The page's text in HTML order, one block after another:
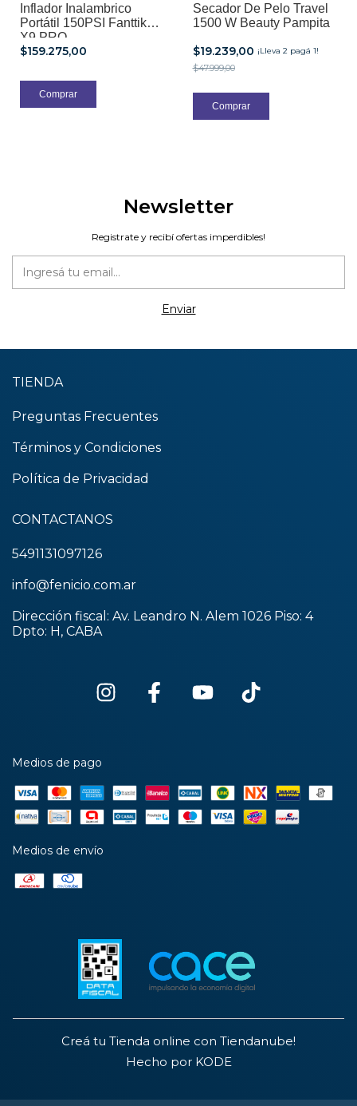
Inflador Inalambrico
Portátil 150PSI Fanttik
X9 PRO
$159.275,00
Secador De Pelo Travel
1500 W Beauty Pampita
$19.239,00 ¡Lleva 2 pagá 1!
$47.999,00
Newsletter
Registrate y recibí ofertas imperdibles!
TIENDA
Preguntas Frecuentes
Términos y Condiciones
Política de Privacidad
CONTACTANOS
5491131097126
info@fenicio.com.ar
Dirección fiscal: Av. Leandro N. Alem 1026 Piso: 4
Dpto: H, CABA
Medios de pago
Medios de envío
Creá tu Tienda online con Tiendanube!
Hecho por KODE